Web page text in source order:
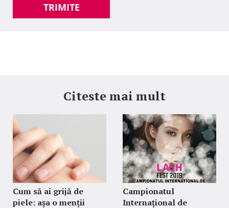
TRIMITE
Citeste mai mult
Cum să ai grijă de
piele: așa o menții
Campionatul
Internațional de